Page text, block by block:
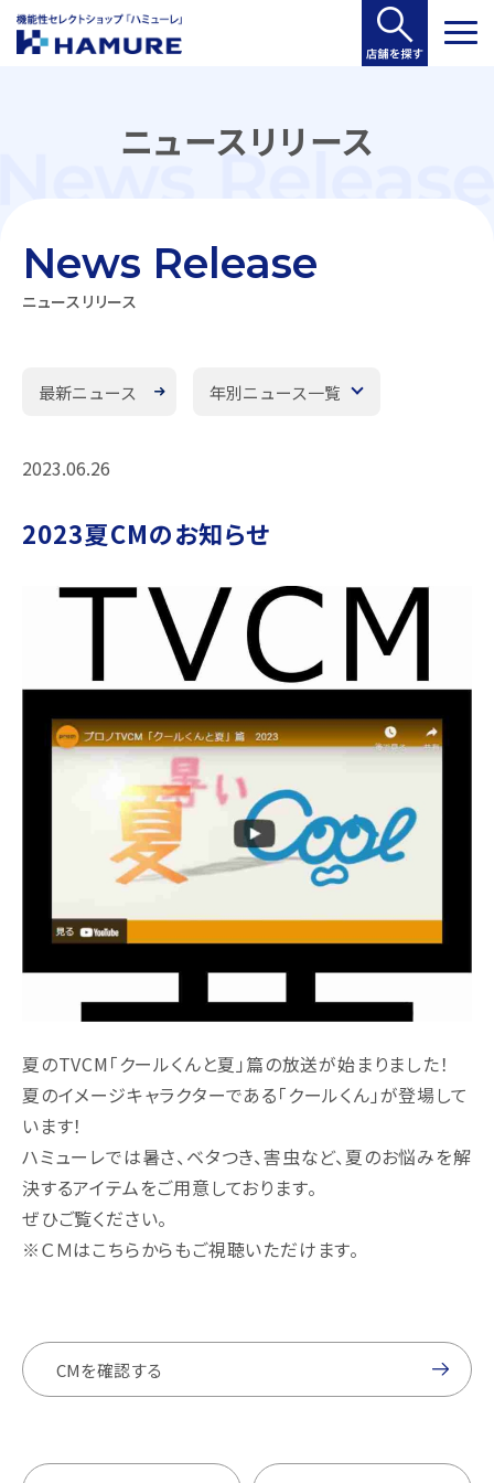
ニュースリリース
ニュースリリース
News Release
最新ニュース 年別ニュース一覧
2023.06.26
2023夏CMのお知らせ
夏のTVCM「クールくんと夏」篇の放送が始まりました！
夏のイメージキャラクターである「クールくん」が登場して
います！
ハミューレでは暑さ、ベタつき、害虫など、夏のお悩みを解
決するアイテムをご用意しております。
ぜひご覧ください。
※ＣＭはこちらからもご視聴いただけます。
CMを確認する